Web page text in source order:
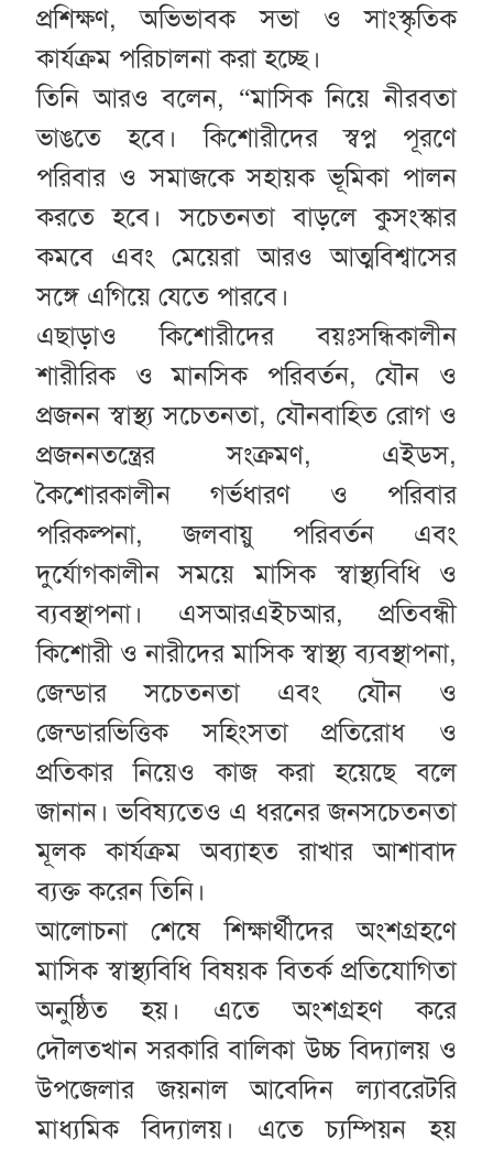
প্রশিক্ষণ, অভিভাবক সভা ও সাংস্কৃতিক
কার্যক্রম পরিচালনা করা হচ্ছে।
তিনি আরও বলেন, “মাসিক নিয়ে নীরবতা
ভাঙতে হবে। কিশোরীদের স্বপ্ন পূরণে
পরিবার ও সমাজকে সহায়ক ভূমিকা পালন
করতে হবে। সচেতনতা বাড়লে কুসংস্কার
কমবে এবং মেয়েরা আরও আত্মবিশ্বাসের
সঙ্গে এগিয়ে যেতে পারবে।
এছাড়াও কিশোরীদের বয়ঃসন্ধিকালীন
শারীরিক ও মানসিক পরিবর্তন, যৌন ও
প্রজনন স্বাস্থ্য সচেতনতা, যৌনবাহিত রোগ ও
প্রজননতন্ত্রের সংক্রমণ, এইডস,
কৈশোরকালীন গর্ভধারণ ও পরিবার
পরিকল্পনা, জলবায়ু পরিবর্তন এবং
দুর্যোগকালীন সময়ে মাসিক স্বাস্থ্যবিধি ও
ব্যবস্থাপনা। এসআরএইচআর, প্রতিবন্ধী
কিশোরী ও নারীদের মাসিক স্বাস্থ্য ব্যবস্থাপনা,
জেন্ডার সচেতনতা এবং যৌন ও
জেন্ডারভিত্তিক সহিংসতা প্রতিরোধ ও
প্রতিকার নিয়েও কাজ করা হয়েছে বলে
জানান। ভবিষ্যতেও এ ধরনের জনসচেতনতা
মূলক কার্যক্রম অব্যাহত রাখার আশাবাদ
ব্যক্ত করেন তিনি।
আলোচনা শেষে শিক্ষার্থীদের অংশগ্রহণে
মাসিক স্বাস্থ্যবিধি বিষয়ক বিতর্ক প্রতিযোগিতা
অনুষ্ঠিত হয়। এতে অংশগ্রহণ করে
দৌলতখান সরকারি বালিকা উচ্চ বিদ্যালয় ও
উপজেলার জয়নাল আবেদিন ল্যাবরেটরি
মাধ্যমিক বিদ্যালয়। এতে চ্যম্পিয়ন হয়